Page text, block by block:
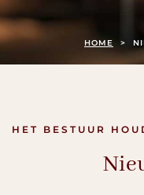
HOME >
HET BESTUUR